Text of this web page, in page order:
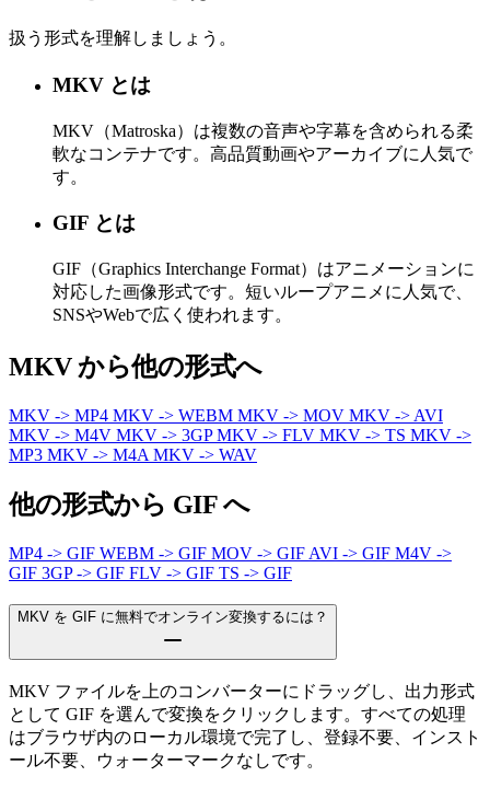
扱う形式を理解しましょう。
MKV とは
MKV（Matroska）は複数の音声や字幕を含められる柔
軟なコンテナです。高品質動画やアーカイブに人気で
す。
GIF とは
GIF（Graphics Interchange Format）はアニメーションに
対応した画像形式です。短いループアニメに人気で、
SNSやWebで広く使われます。
MKV から他の形式へ
MKV -> MP4 MKV -> WEBM MKV -> MOV MKV -> AVI
MKV -> M4V MKV -> 3GPMKV -> FLV MKV -> TS MKV ->
MP3 MKV -> M4A MKV -> WAV
他の形式から GIF へ
MP4 -> GIF WEBM -> GIF MOV -> GIF AVI -> GIF M4V ->
GIF 3GP -> GIF FLV -> GIF TS -> GIF
MKV を GIF に無料でオンライン変換するには？
MKV ファイルを上のコンバーターにドラッグし、出力形式
として GIF を選んで変換をクリックします。すべての処理
はブラウザ内のローカル環境で完了し、登録不要、インスト
ール不要、ウォーターマークなしです。